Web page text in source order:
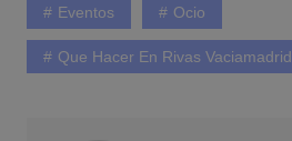
Eventos Ocio
Que Hacer En Rivas Vaciamadrid